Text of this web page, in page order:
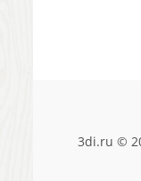
3di.ru ©